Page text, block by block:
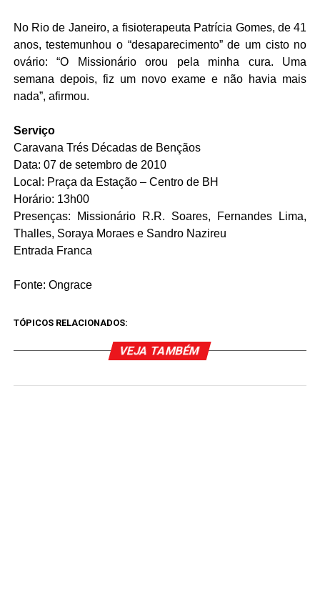
No Rio de Janeiro, a fisioterapeuta Patrícia Gomes, de 41
anos, testemunhou o “desaparecimento” de um cisto no
ovário: “O Missionário orou pela minha cura. Uma
semana depois, fiz um novo exame e não havia mais
nada”, afirmou.
Serviço
Caravana Trés Décadas de Bençãos
Data: 07 de setembro de 2010
Local: Praça da Estação – Centro de BH
Horário: 13h00
Presenças: Missionário R.R. Soares,
Fernandes Lima,
Thalles, Soraya Moraes e Sandro Nazireu
Entrada Franca
Fonte: Ongrace
TÓPICOS RELACIONADOS:
VEJA TAMBÉM